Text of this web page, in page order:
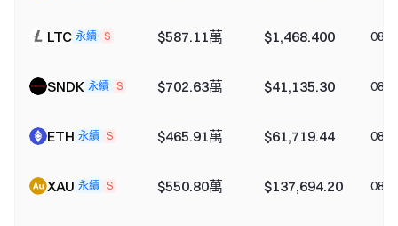
LTC 永續 S $587.11萬 $1,468.400 08-
SNDK 永續 S $702.63萬 $41,135.30 08-
ETH 永續 S $465.91萬 $61,719.44 08-
XAU 永續 S $550.80萬 $137,694.20 08-